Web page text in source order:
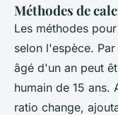
Méthodes de
Les méthodes
selon l'espèce.
âgé d'un an peut
humain de 15 ans.
ratio change,